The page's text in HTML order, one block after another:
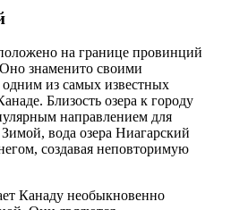
на границе провинций
знаменито своими
одним из самых известных
Близость озера к городу
направлением для
вода озера Ниагарский
создавая неповторимую
Канаду необыкновенно